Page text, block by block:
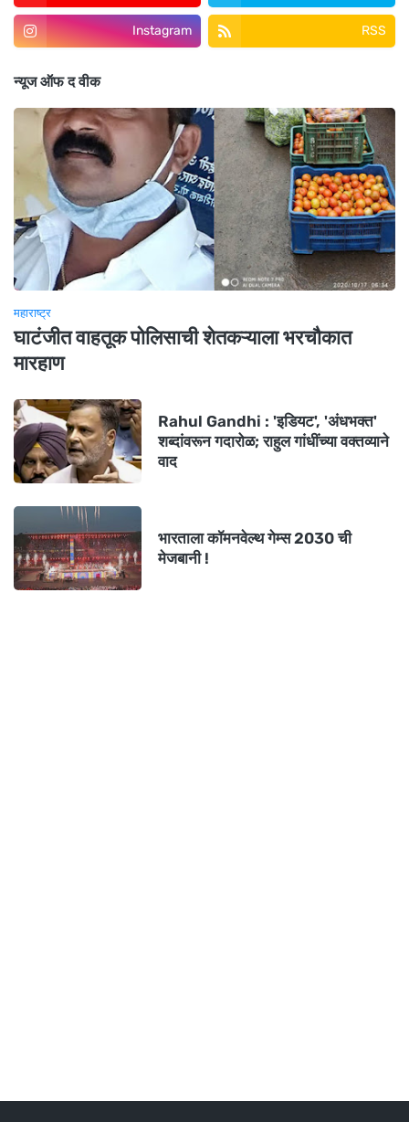
Instagram RSS
न्यूज ऑफ द वीक
महाराष्ट्र
घाटंजीत वाहतूक पोलिसाची शेतकऱ्याला भरचौकात
मारहाण
Rahul Gandhi : 'इडियट', 'अंधभक्त'
शब्दांवरून गदारोळ; राहुल गांधींच्या वक्तव्याने
वाद
भारताला कॉमनवेल्थ गेम्स 2030 ची
मेजबानी !